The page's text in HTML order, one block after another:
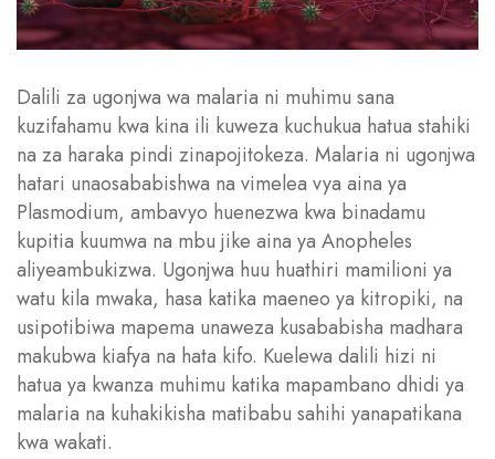
Dalili za ugonjwa wa malaria ni muhimu sana
kuzifahamu kwa kina ili kuweza kuchukua hatua stahiki
na za haraka pindi zinapojitokeza. Malaria ni ugonjwa
hatari unaosababishwa na vimelea vya aina ya
Plasmodium, ambavyo huenezwa kwa binadamu
kupitia kuumwa na mbu jike aina ya Anopheles
aliyeambukizwa. Ugonjwa huu huathiri mamilioni ya
watu kila mwaka, hasa katika maeneo ya kitropiki, na
usipotibiwa mapema unaweza kusababisha madhara
makubwa kiafya na hata kifo. Kuelewa dalili hizi ni
hatua ya kwanza muhimu katika mapambano dhidi ya
malaria na kuhakikisha matibabu sahihi yanapatikana
kwa wakati.